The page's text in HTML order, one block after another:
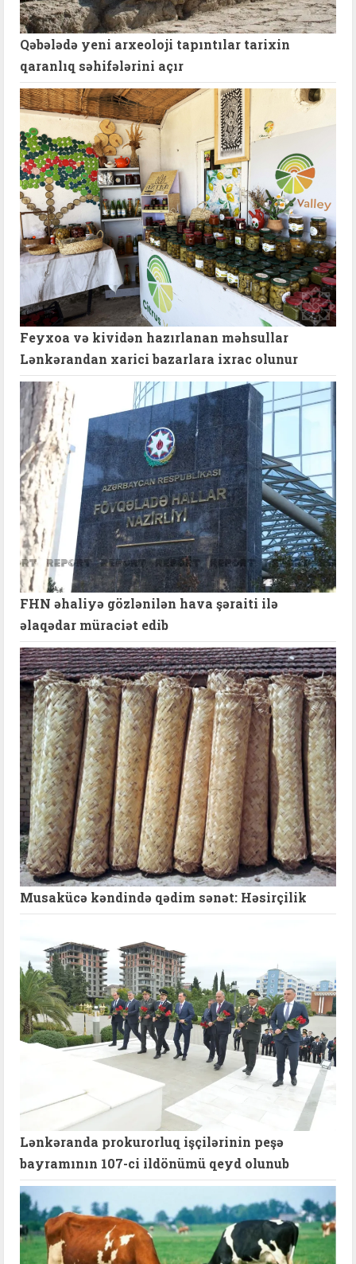
Qəbələdə yeni arxeoloji tapıntılar tarixin
qaranlıq səhifələrini açır
Feyxoa və kividən hazırlanan məhsullar
Lənkərandan xarici bazarlara ixrac olunur
FHN əhaliyə gözlənilən hava şəraiti ilə
əlaqədar müraciət edib
Musakücə kəndində qədim sənət: Həsirçilik
Lənkəranda prokurorluq işçilərinin peşə
bayramının 107-ci ildönümü qeyd olunub